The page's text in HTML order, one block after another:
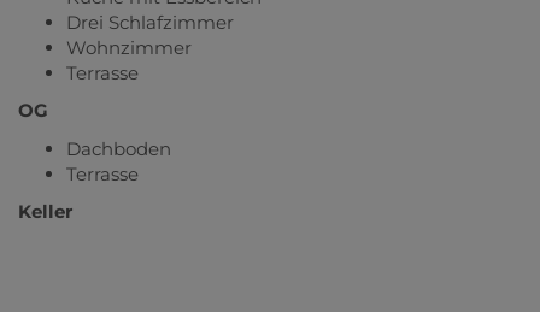
Drei Schlafzimmer
Wohnzimmer
Terrasse
OG
Dachboden
Terrasse
Keller